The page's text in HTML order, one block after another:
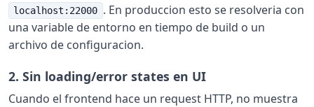
localhost:22000 . En produccion esto se resolveria con
una variable de entorno en tiempo de build o un
archivo de configuracion.
2. Sin loading/error states en UI
Cuando el frontend hace un request HTTP, no muestra